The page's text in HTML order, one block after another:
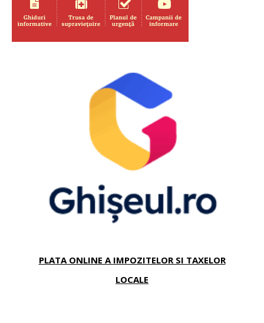
PLATA ONLINE A IMPOZITELOR SI TAXELOR
LOCALE